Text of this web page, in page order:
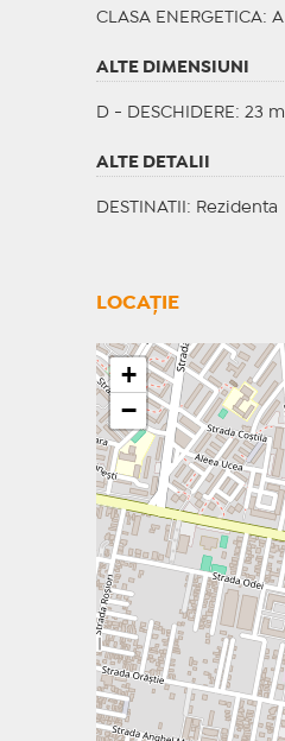
CLASA ENERGETICA: A
ALTE DIMENSIUNI
D - DESCHIDERE: 23
ALTE DETALII
DESTINATII : Rezidenta
LOCAȚIE
+
−